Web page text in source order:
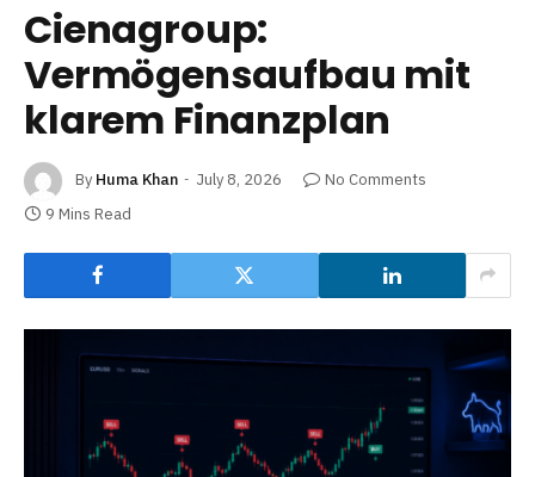
Cienagroup:
Vermögensaufbau mit
klarem Finanzplan
By Huma Khan July 8, 2026
No Comments
9 Mins Read